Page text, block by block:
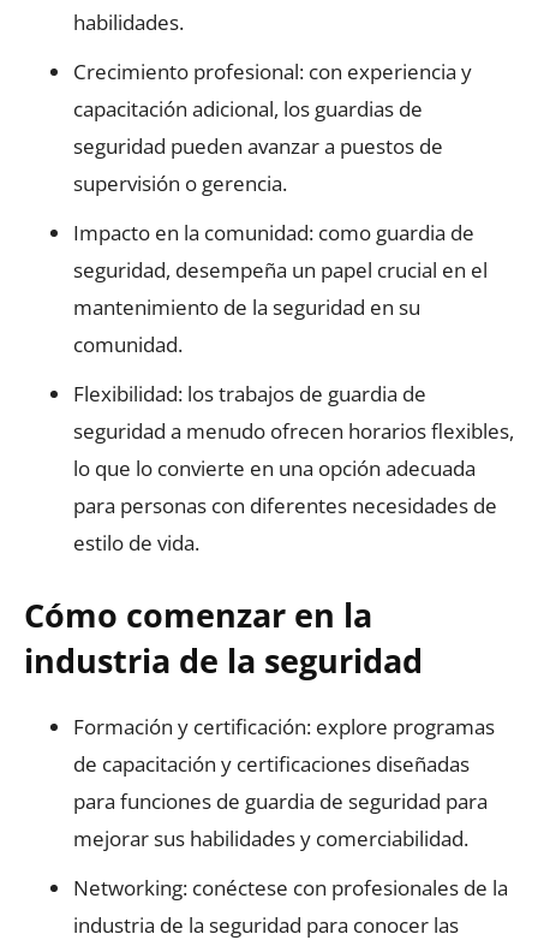
habilidades.
Crecimiento profesional: con experiencia y
capacitación adicional, los guardias de
seguridad pueden avanzar a puestos de
supervisión o gerencia.
Impacto en la comunidad: como guardia de
seguridad, desempeña un papel crucial en el
mantenimiento de la seguridad en su
comunidad.
Flexibilidad: los trabajos de guardia de
seguridad a menudo ofrecen horarios flexibles,
lo que lo convierte en una opción adecuada
para personas con diferentes necesidades de
estilo de vida.
Cómo comenzar en la
industria de la seguridad
Formación y certificación: explore programas
de capacitación y certificaciones diseñadas
para funciones de guardia de seguridad para
mejorar sus habilidades y comerciabilidad.
Networking: conéctese con profesionales de la
industria de la seguridad para conocer las